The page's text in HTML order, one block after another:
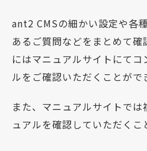
ant2 CMSの細かい設定や各
あるご質問などをまとめて
にはマニュアルサイトにて
ルをご確認いただくことがで
また、マニュアルサイトで
ュアルを確認していただくこ